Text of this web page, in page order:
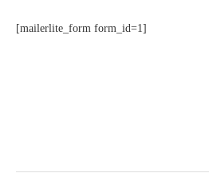
[mailerlite_form form_id=1]